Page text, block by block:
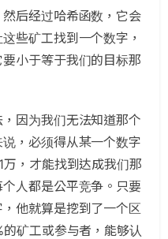
后经过哈希函数，它会
些矿工找到一个数字，
小于等于我们的目标那
因为我们无法知道那个
，必须得从某一个数字
，才能找到达成我们那
人都是公平竞争。只要
他就算是挖到了一个区
矿工或参与者，能够认